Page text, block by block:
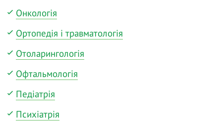
Онкологія
Ортопедія і травматологія
Отоларингологія
Офтальмологія
Педіатрія
Психіатрія